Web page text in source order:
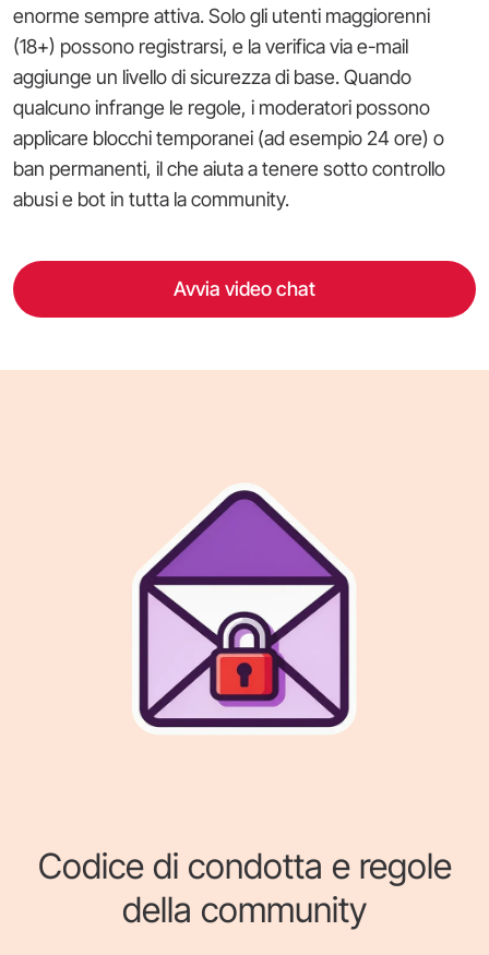
enorme sempre attiva. Solo gli utenti maggiorenni
(18+) possono registrarsi, e la verifica via e-mail
aggiunge un livello di sicurezza di base. Quando
qualcuno infrange le regole, i moderatori possono
applicare blocchi temporanei (ad esempio 24 ore) o
ban permanenti, il che aiuta a tenere sotto controllo
abusi e bot in tutta la community.
Avvia video chat
Codice di condotta e regole
della community